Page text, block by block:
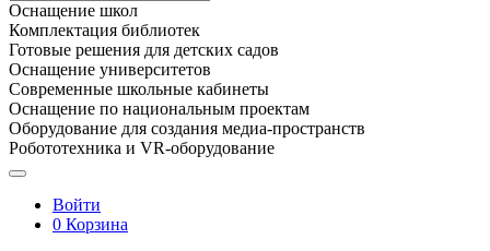
Оснащение школ
Комплектация библиотек
Готовые решения для детских садов
Оснащение университетов
Современные школьные кабинеты
Оснащение по национальным проектам
Оборудование для создания медиа-пространств
Робототехника и VR-оборудование
Войти
0 Корзина